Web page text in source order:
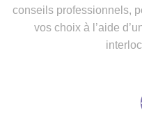
conseils professionnels,
vos choix à l’aide